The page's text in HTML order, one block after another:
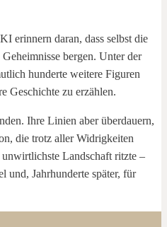
erinnern daran, dass selbst die
bergen. Unter der
hunderte weitere Figuren
Geschichte zu erzählen.
Ihre Linien aber überdauern,
die trotz aller Widrigkeiten
Landschaft ritzte –
und, Jahrhunderte später, für